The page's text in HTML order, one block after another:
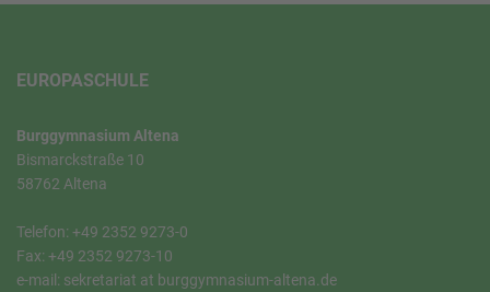
EUROPASCHULE
Burggymnasium Altena
Bismarckstraße 10
58762 Altena
Telefon: +49 2352 9273-0
Fax: +49 2352 9273-10
e-mail: sekretariat at burggymnasium-altena.de